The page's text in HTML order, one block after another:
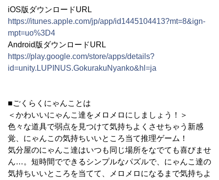
iOS版ダウンロードURL
https://itunes.apple.com/jp/app/id1445104413?mt=8&ign-
mpt=uo%3D4
Android版ダウンロードURL
https://play.google.com/store/apps/details?
id=unity.LUPINUS.GokurakuNyanko&hl=ja
■ごくらくにゃんことは
＜かわいいにゃんこ達をメロメロにしましょう！＞
色々な道具で弱点を見つけて気持ちよくさせちゃう新感
覚、にゃんこの気持ちいいところ当て推理ゲーム！
気分屋のにゃんこ達はいつも同じ場所をなでても喜びませ
ん…。短時間でできるシンプルなパズルで、にゃんこ達の
気持ちいいところを当てて、メロメロになるまで気持ちよ